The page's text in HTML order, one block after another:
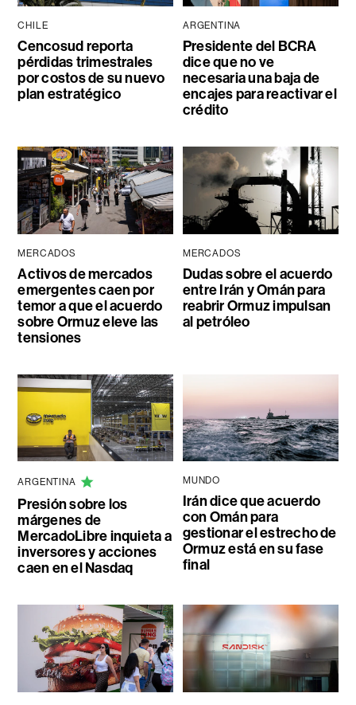
CHILE
Cencosud reporta
pérdidas trimestrales
por costos de su nuevo
plan estratégico
ARGENTINA
Presidente del BCRA
dice que no ve
necesaria una baja de
encajes para reactivar el
crédito
MERCADOS
Activos de mercados
emergentes caen por
temor a que el acuerdo
sobre Ormuz eleve las
tensiones
MERCADOS
Dudas sobre el acuerdo
entre Irán y Omán para
reabrir Ormuz impulsan
al petróleo
ARGENTINA
Presión sobre los
márgenes de
MercadoLibre inquieta a
inversores y acciones
caen en el Nasdaq
MUNDO
Irán dice que acuerdo
con Omán para
gestionar el estrecho de
Ormuz está en su fase
final